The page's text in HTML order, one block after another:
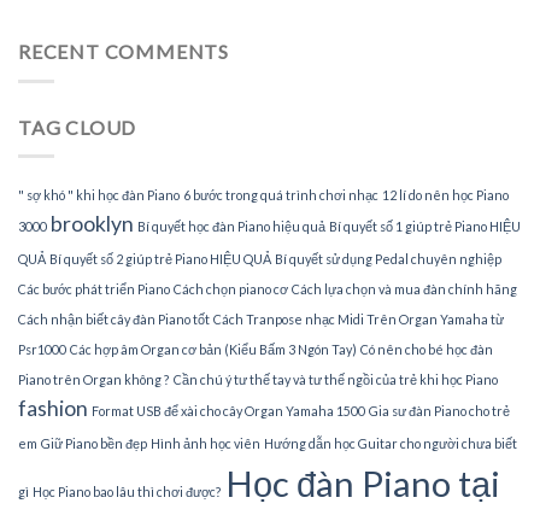
RECENT COMMENTS
TAG CLOUD
" sợ khó " khi học đàn Piano 6 bước trong quá trình chơi nhạc 12 lí do nên học Piano
3000 brooklyn Bí quyết học đàn Piano hiệu quả Bí quyết số 1 giúp trẻ Piano HIỆU
QUẢ Bí quyết số 2 giúp trẻ Piano HIỆU QUẢ Bí quyết sử dụng Pedal chuyên nghiệp
Các bước phát triển Piano Cách chọn piano cơ Cách lựa chọn và mua đàn chính hãng
Cách nhận biết cây đàn Piano tốt Cách Tranpose nhạc Midi Trên Organ Yamaha từ
Psr1000 Các hợp âm Organ cơ bản (Kiểu Bấm 3 Ngón Tay) Có nên cho bé học đàn
Piano trên Organ không ? Cần chú ý tư thế tay và tư thế ngồi của trẻ khi học Piano
fashion Format USB để xài cho cây Organ Yamaha 1500 Gia sư đàn Piano cho trẻ
em Giữ Piano bền đẹp Hình ảnh học viên Hướng dẫn học Guitar cho người chưa biết
gì Học Piano bao lâu thì chơi được? Học đàn Piano tại